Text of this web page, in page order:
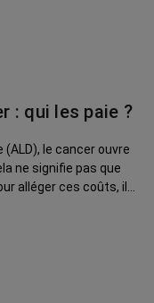
: qui les paie ?
le cancer ouvre
ne signifie pas que
alléger ces coûts, il